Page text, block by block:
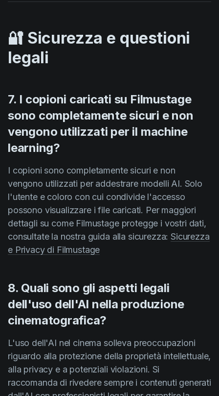
🔐 Sicurezza e questioni
legali
7. I copioni caricati su Filmustage
sono completamente sicuri e non
vengono utilizzati per il machine
learning?
I copioni sono completamente sicuri e non
vengono utilizzati per addestrare modelli AI. Solo
l'utente e coloro con cui condivide l'accesso
possono visualizzare i file caricati. Per maggiori
dettagli su come Filmustage protegge i vostri dati,
consultate la nostra guida alla sicurezza:Sicurezza
e Privacy di Filmustage
8. Quali sono gli aspetti legali
dell'uso dell'AI nella produzione
cinematografica?
L'uso dell'AI nel cinema solleva preoccupazioni
riguardo alla protezione della proprietà intellettuale,
alla privacy e a potenziali violazioni. Si
raccomanda di rivedere sempre i contenuti generati